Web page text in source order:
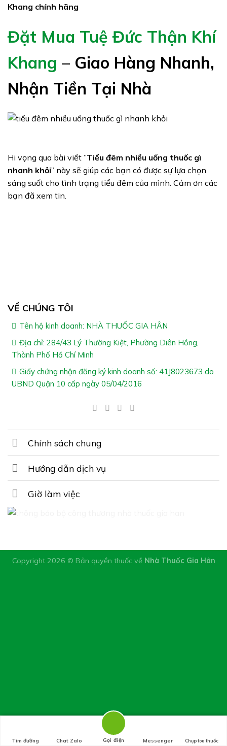
Khang chính hãng
Đặt Mua Tuệ Đức Thận Khí
Khang – Giao Hàng Nhanh,
Nhận Tiền Tại Nhà
Hi vọng qua bài viết ”Tiểu đêm nhiều uống thuốc gì
nhanh khỏi” này sẽ giúp các bạn có được sự lựa chọn
sáng suốt cho tình trạng tiểu đêm của mình. Cảm ơn các
bạn đã xem tin.
VỀ CHÚNG TÔI
Tên hộ kinh doanh: NHÀ THUỐC GIA HÂN
Địa chỉ: 284/43 Lý Thường Kiệt, Phường Diên Hồng,
Thành Phố Hồ Chí Minh
Giấy chứng nhận đăng ký kinh doanh số: 41J8023673 do
UBND Quận 10 cấp ngày 05/04/2016
Chính sách chung
Hướng dẫn dịch vụ
Giờ làm việc
Copyright 2026 © Bản quyền thuốc về Nhà Thuốc Gia Hân
Tìm đường Chat Zalo Gọi điện Messenger Chụp toa thuốc